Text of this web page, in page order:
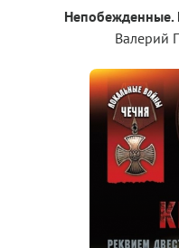
Непобежденные.
Валерий